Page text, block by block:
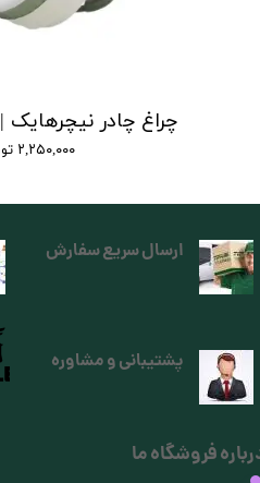
چراغ چادر نیچرهایک | d300 tent light
۲,۲۵۰,۰۰۰ تومان
ارسال سریع سفارش
فروشگاه ما
پشتیبانی و مشاوره